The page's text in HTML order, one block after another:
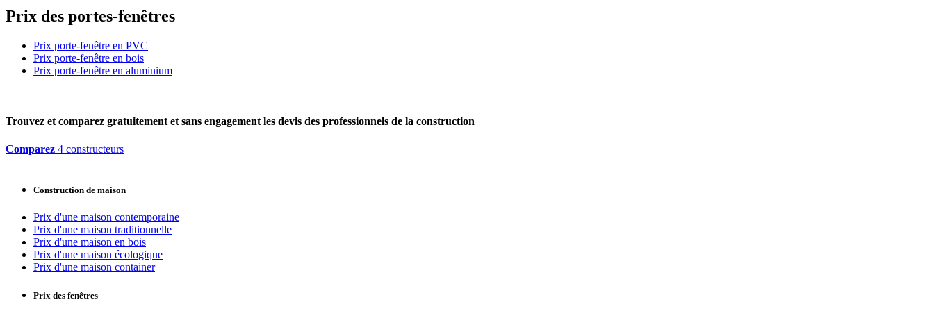
Prix des portes-fenêtres
Prix porte-fenêtre en PVC
Prix porte-fenêtre en bois
Prix porte-fenêtre en aluminium
Trouvez et comparez gratuitement et sans engagement les devis des professionnels de la construction
Comparez 4 constructeurs
Construction de maison
Prix d'une maison contemporaine
Prix d'une maison traditionnelle
Prix d'une maison en bois
Prix d'une maison écologique
Prix d'une maison container
Prix des fenêtres